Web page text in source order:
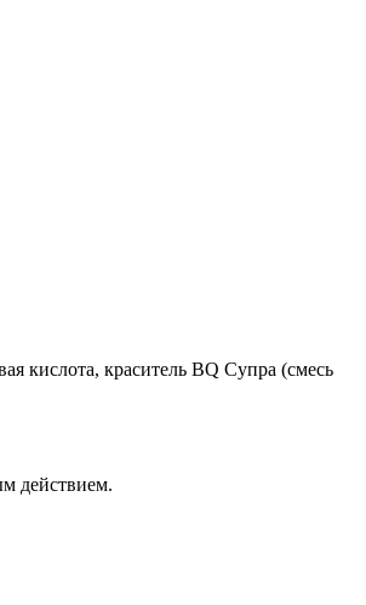
кислота, краситель ВQ Супра (смесь
действием.